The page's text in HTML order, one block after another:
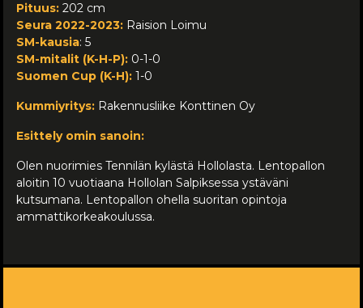
Pituus: 202 cm
Seura 2022-2023: Raision Loimu
SM-kausia: 5
SM-mitalit (K-H-P): 0-1-0
Suomen Cup (K-H): 1-0
Kummiyritys: Rakennusliike Konttinen Oy
Esittely omin sanoin:
Olen nuorimies Tennilän kylästä Hollolasta. Lentopallon
aloitin 10 vuotiaana Hollolan Salpiksessa ystäväni
kutsumana. Lentopallon ohella suoritan opintoja
ammattikorkeakoulussa.